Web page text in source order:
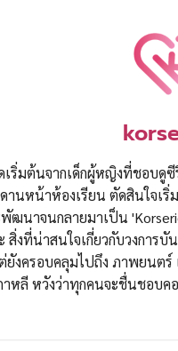
เริ่มต้นจากเด็กผู้หญิงที่ชอบดู
านหน้าห้องเรียน ตัดสินใจเ
ฒนาจนกลายมาเป็น
สิ่งที่น่าสนใจเกี่ยวกับวงการ
ยังครอบคลุมไปถึง ภาพยนตร์
าหลี หวังว่าทุกคนจะชื่นชอบ